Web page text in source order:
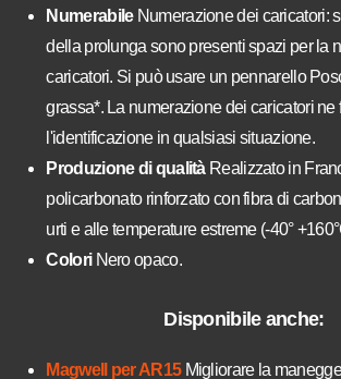
NumerabileNumerazione dei caricatori:
della prolunga sono presenti spazi per la
caricatori. Si può usare un pennarello
grassa*. La numerazione dei caricatori ne
l'identificazione in qualsiasi situazione.
Produzione di qualità Realizzato in
policarbonato rinforzato con fibra di
urti e alle temperature estreme (-40°
ColoriNero opaco.
Disponibile anche:
Magwell per AR15Migliorare la